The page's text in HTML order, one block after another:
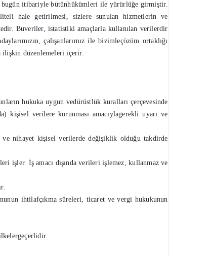
bugün itibariyle bütünhükümleri ile yürürlüğe girmiştir.
hale getirilmesi, sizlere sunulan hizmetlerin ve
Buveriler, istatistiki amaçlarla kullanılan verilerdir
çalışanlarımız ile bizimleçözüm ortaklığı
ilişkin düzenlemeleri içerir.
hukuka uygun vedürüstlük kuralları çerçevesinde
kişisel verilere korunması amacıylagerekli uyarı ve
ve nihayet kişisel verilerde değişiklik olduğu takdirde
işler. İş amacı dışında verileri işlemez, kullanmaz ve
ihtilafçıkma süreleri, ticaret ve vergi hukukunun